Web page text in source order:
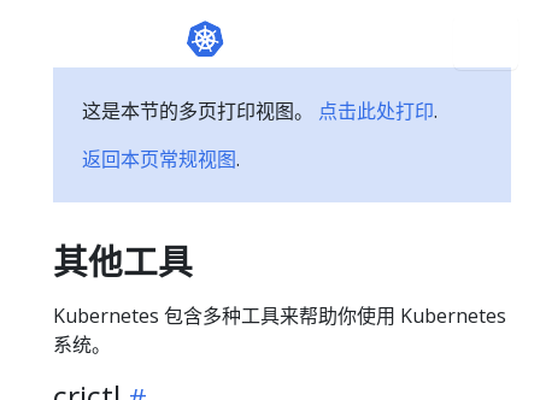
这是本节的多页打印视图。 点击此处打印.
返回本页常规视图.
其他工具
Kubernetes 包含多种工具来帮助你使用 Kubernetes
系统。